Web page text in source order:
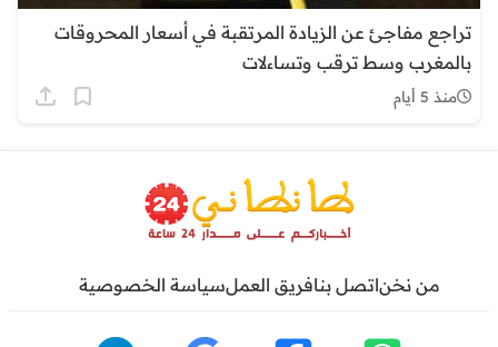
تراجع مفاجئ عن الزيادة المرتقبة في أسعار المحروقات
بالمغرب وسط ترقب وتساءلات
منذ 5 أيام
من نخناتصل بنافريق العملسياسة الخصوصية